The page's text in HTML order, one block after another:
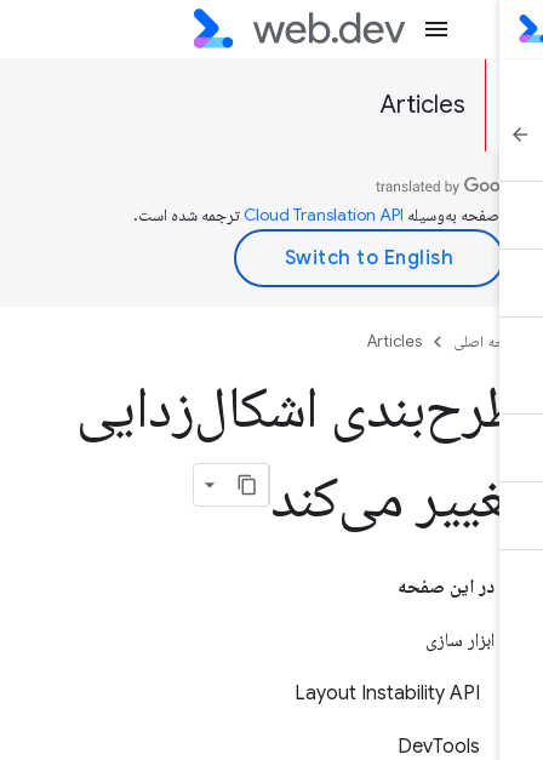
Articles
صفحه به‌وسیله ترجمه شده است.
اصلی Articles
اشکال‌زدایی
می‌کند
در این صفحه
ابزار سازی
Layout Instability API
DevTools